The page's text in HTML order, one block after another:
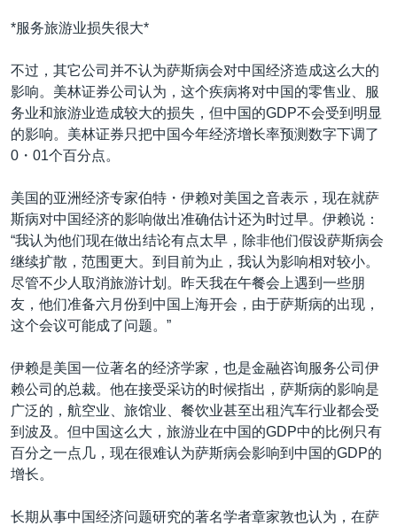
关注新疆
GEN Z 看美国
*服务旅游业损失很大*
不过，其它公司并不认为萨斯病会对中国经济造成这么大的
影响。美林证券公司认为，这个疾病将对中国的零售业、服
务业和旅游业造成较大的损失，但中国的GDP不会受到明显
的影响。美林证券只把中国今年经济增长率预测数字下调了
0・01个百分点。
美国的亚洲经济专家伯特・伊赖对美国之音表示，现在就萨
斯病对中国经济的影响做出准确估计还为时过早。伊赖说：
“我认为他们现在做出结论有点太早，除非他们假设萨斯病会
继续扩散，范围更大。到目前为止，我认为影响相对较小。
尽管不少人取消旅游计划。昨天我在午餐会上遇到一些朋
友，他们准备六月份到中国上海开会，由于萨斯病的出现，
这个会议可能成了问题。”
伊赖是美国一位著名的经济学家，也是金融咨询服务公司伊
赖公司的总裁。他在接受采访的时候指出，萨斯病的影响是
广泛的，航空业、旅馆业、餐饮业甚至出租汽车行业都会受
到波及。但中国这么大，旅游业在中国的GDP中的比例只有
百分之一点几，现在很难认为萨斯病会影响到中国的GDP的
增长。
长期从事中国经济问题研究的著名学者章家敦也认为，在萨